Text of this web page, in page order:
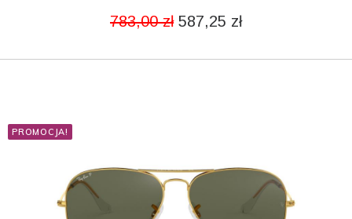
783,00zł 587,25 zł
PROMOCJA!